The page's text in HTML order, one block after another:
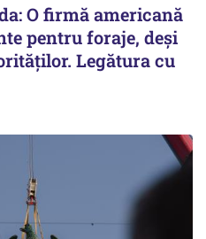
O firmă americană
pentru foraje, deși
Legătura cu